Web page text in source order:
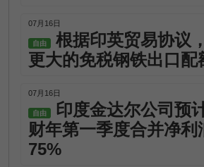
07月16日
自由
根据印英贸易协议
更大的免税钢铁出口配
07月16日
自由
印度金达尔公司预
财年第一季度合并净利
75%